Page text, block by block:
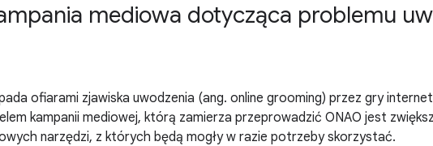
mediowa dotycząca problemu
ofiarami zjawiska uwodzenia (ang. online grooming) przez gry
kampanii mediowej, którą zamierza przeprowadzić ONAO jest
narzędzi, z których będą mogły w razie potrzeby skorzystać.